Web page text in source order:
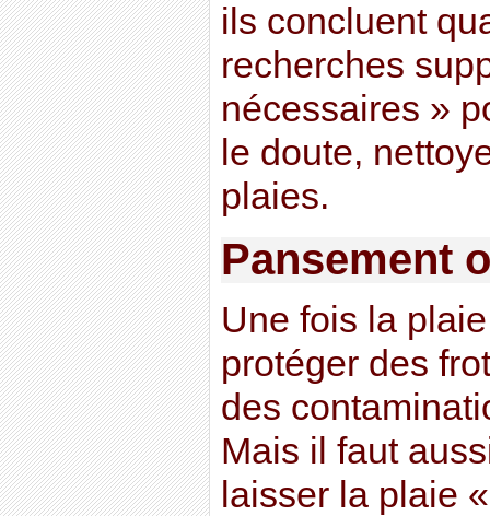
ils concluent
recherches
nécessaires »
le doute,
plaies.
Pansement
Une fois la
protéger des
des
Mais il faut
laisser la plaie